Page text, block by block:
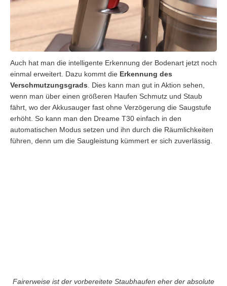
Auch hat man die intelligente Erkennung der Bodenart jetzt noch
einmal erweitert. Dazu kommt die Erkennung des
Verschmutzungsgrads. Dies kann man gut in Aktion sehen,
wenn man über einen größeren Haufen Schmutz und Staub
fährt, wo der Akkusauger fast ohne Verzögerung die Saugstufe
erhöht. So kann man den Dreame T30 einfach in den
automatischen Modus setzen und ihn durch die Räumlichkeiten
führen, denn um die Saugleistung kümmert er sich zuverlässig.
Fairerweise ist der vorbereitete Staubhaufen eher der absolute